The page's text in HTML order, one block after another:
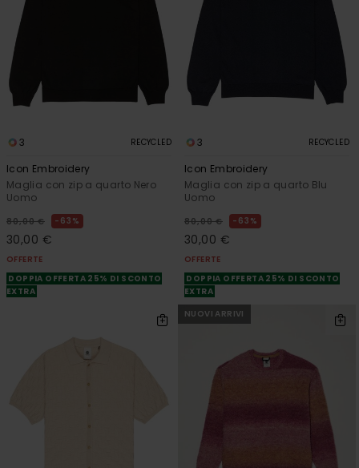
3 RECYCLED
Icon Embroidery
Maglia con zip a quarto Nero
Uomo
80,00 € 63%
30,00 €
OFFERTE
DOPPIA OFFERTA 25% DI SCONTO
EXTRA
3 RECYCLED
Icon Embroidery
Maglia con zip a quarto Blu
Uomo
80,00 € 63%
30,00 €
OFFERTE
DOPPIA OFFERTA 25% DI SCONTO
EXTRA
NUOVI ARRIVI